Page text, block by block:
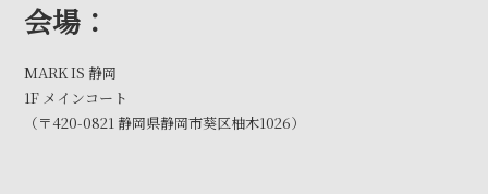
会場：
MARK IS 静岡
1F メインコート
（〒420-0821 静岡県静岡市葵区柚木1026）